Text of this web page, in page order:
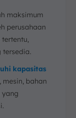
Otomatisasi
Pelatihan
yang Efektif
Panjang
maksimum
perusahaan
tersedia.
kapasitas
mesin, bahan
yang